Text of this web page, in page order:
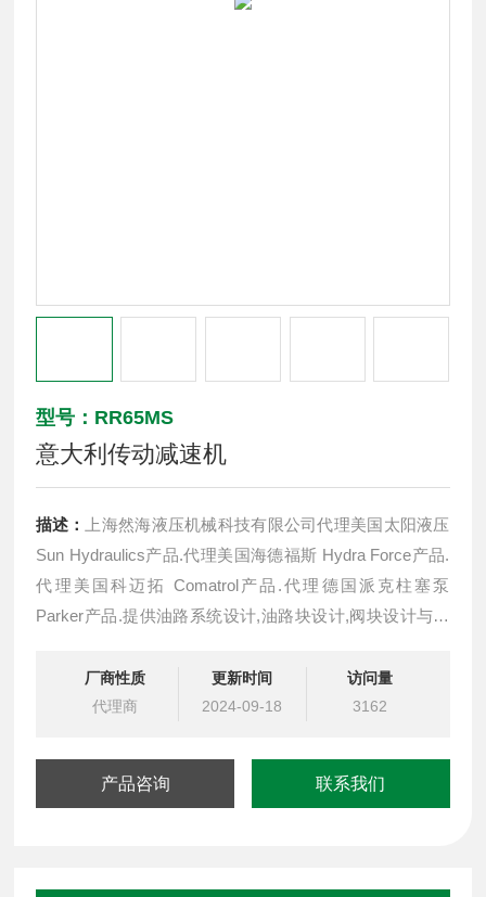
型号：RR65MS
意大利传动减速机
描述：
上海然海液压机械科技有限公司代理美国太阳液压
Sun Hydraulics产品.代理美国海德福斯 Hydra Force产品.
代理美国科迈拓 Comatrol产品.代理德国派克柱塞泵
Parker产品.提供油路系统设计,油路块设计,阀块设计与选
件. 意大利REGGIANA RIDUTTORI减速机RR65MS
厂商性质
代理商
更新时间
2024-09-18
访问量
3162
产品咨询 联系我们